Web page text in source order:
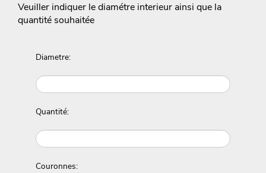
Veuiller indiquer le diamétre interieur ainsi que la
quantité souhaitée
Diametre:
Quantité:
Couronnes: